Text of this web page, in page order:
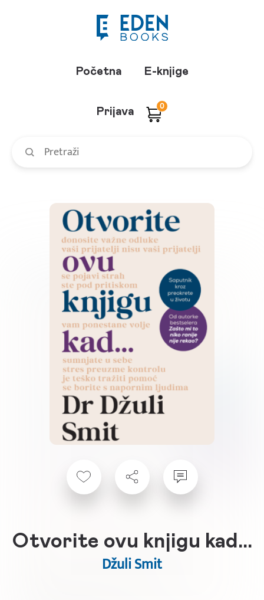
Početna E-knjige
Prijava 0
Otvorite ovu knjigu kad...
Džuli Smit